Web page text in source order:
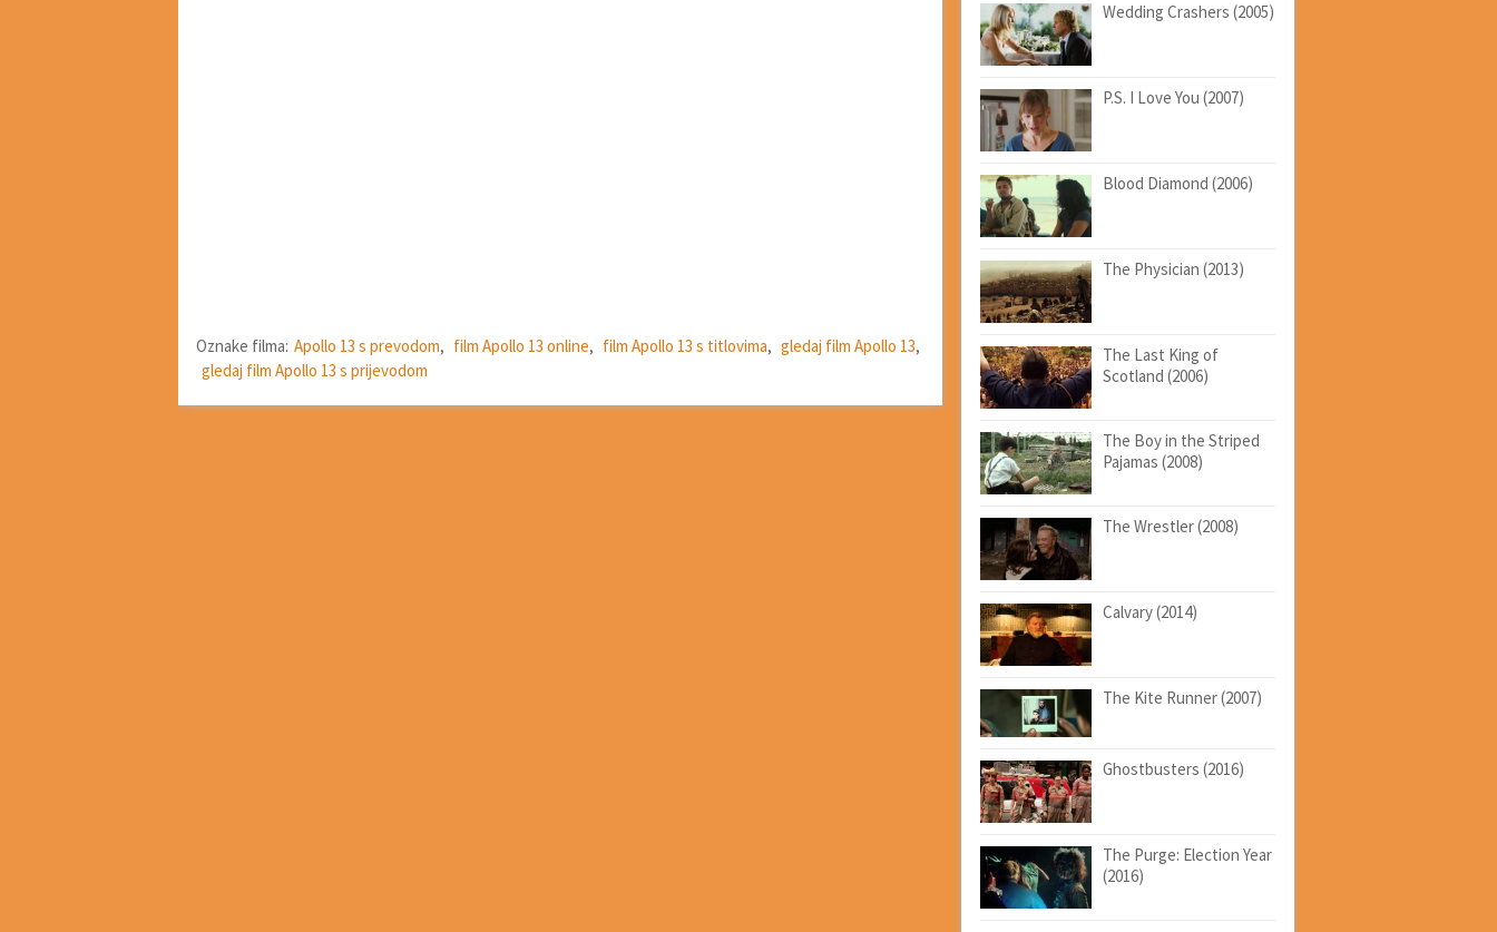
Oznake filma: Apollo 13 s prevodom, film Apollo 13 online, film Apollo 13 s titlovima, gledaj film Apollo 13,
gledaj film Apollo 13 s prijevodom
Wedding Crashers (2005)
P.S. I Love You (2007)
Blood Diamond (2006)
The Physician (2013)
The Last King of
Scotland (2006)
The Boy in the Striped
Pajamas (2008)
The Wrestler (2008)
Calvary (2014)
The Kite Runner (2007)
Ghostbusters (2016)
The Purge: Election Year
(2016)